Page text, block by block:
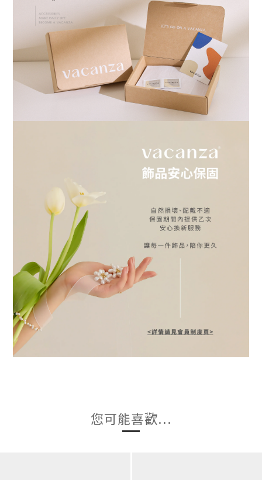
您可能喜歡...